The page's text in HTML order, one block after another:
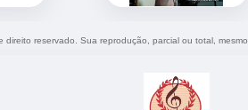
direito reservado. Sua reprodução, parcial ou total,